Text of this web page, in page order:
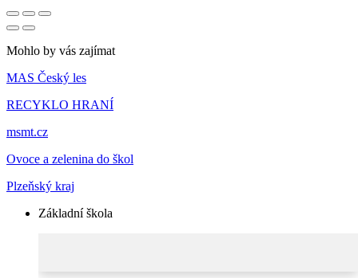
Mohlo by vás zajímat
MAS Český les
RECYKLO HRANÍ
msmt.cz
Ovoce a zelenina do škol
Plzeňský kraj
Základní škola